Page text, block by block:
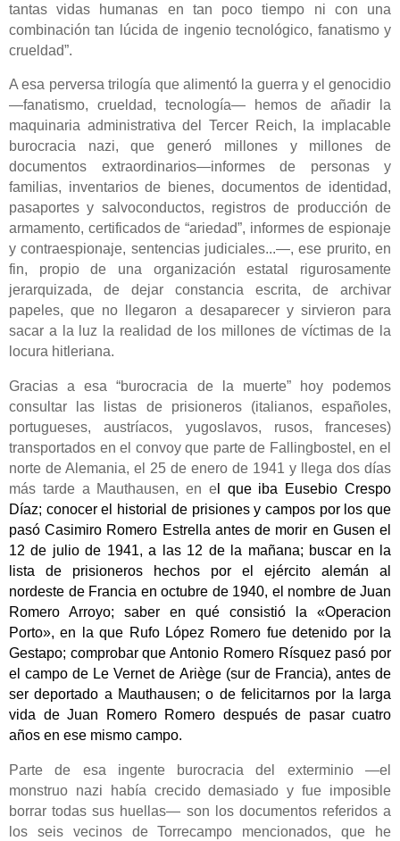
tantas vidas humanas en tan poco tiempo ni con una
combinación tan lúcida de ingenio tecnológico, fanatismo y
crueldad”.
A esa perversa trilogía que alimentó la guerra y el genocidio
—fanatismo, crueldad, tecnología—
hemos de añadir la
maquinaria administrativa del Tercer Reich,
la implacable
burocracia nazi,que generó millones y millones de
documentos extraordinarios—informes de personas y
familias, inventarios de bienes, documentos de identidad,
pasaportes y salvoconductos, registros de producción de
armamento, certificados de “ariedad”, informes de espionaje
y contraespionaje, sentencias judiciales...—,ese prurito,en
fin, propio de una organización estatal rigurosamente
jerarquizada, de dejar constancia escrita, de archivar
papeles, que no llegaron a desaparecer y sirvieron para
sacar a la luz
la realidad de los millones de víctimas de la
locura hitleriana.
Gracias a esa “burocracia de la muerte” hoy podemos
consultar las listas de prisioneros (italianos, españoles,
portugueses, austríacos, yugoslavos, rusos, franceses)
transportados enel convoyque parte de Fallingbostel, en el
norte de Alemania, el 25 de enero de 1941 y llega dos días
más tarde a Mauthausen,en el que iba
Eusebio Crespo
Díaz; conocer el historial de prisiones y campos por los que
pasóCasimiro Romero Estrella antes de morir en Gusen el
12 de julio de 1941, a las 12 de la mañana; buscar en la
lista de prisioneros hechos por el ejército alemán al
nordeste de Francia en octubre de 1940, el nombre de Juan
Romero Arroyo; saber en qué consistió la «Operacion
Porto», en la que Rufo López Romero fue detenido por la
Gestapo; comprobar que Antonio Romero Rísquez pasó por
el campo de Le Vernet de Ariège (sur de Francia), antes de
serdeportado a Mauthausen; o defelicitarnos por la larga
vida de Juan Romero Romero después de pasar cuatro
años en ese mismo campo.
Parte de esa ingente
burocracia del exterminio —el
monstruo nazi había crecido demasiado y fue imposible
borrar todas sus huellas— son los documentos referidos a
los seis vecinos de Torrecampo mencionados, que he